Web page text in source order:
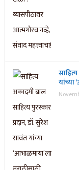
यांच्या